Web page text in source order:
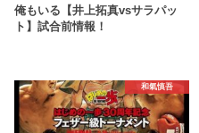
俺もいる【井上拓真vsサラパッ
ト】試合前情報！
和氣慎吾